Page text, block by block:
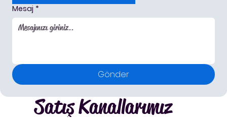
Mesaj *
Gönder
Satış Kanallarımız